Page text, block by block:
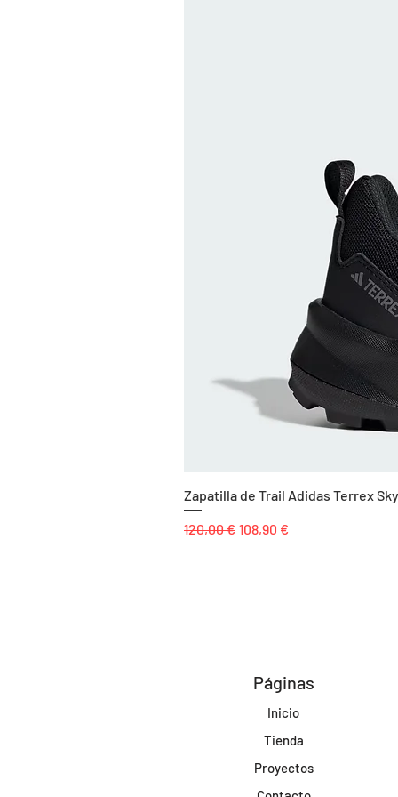
Zapatilla de Trail Adidas Terrex
Precio
120,00 € Precio de oferta
108,90 €
Páginas
Inicio
Tienda
Proyectos